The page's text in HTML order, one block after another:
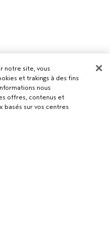
notre site, vous
et trakings à des fins
nous
offres, contenus et
basés sur vos centres